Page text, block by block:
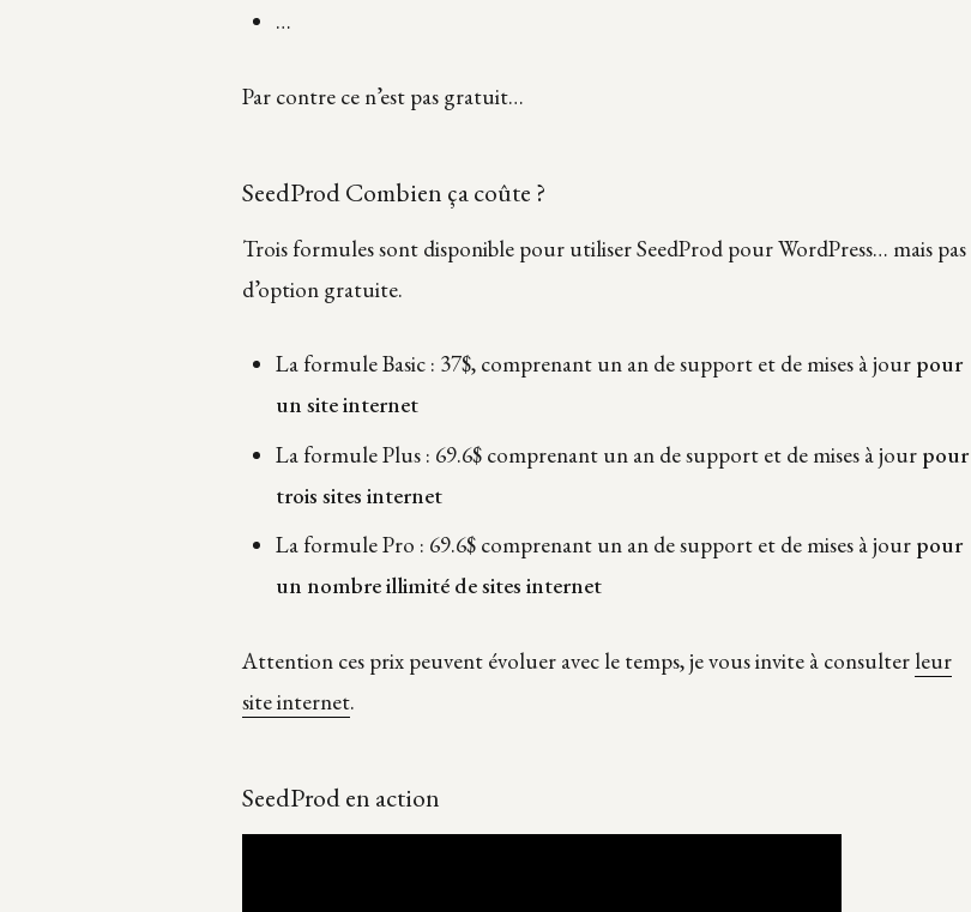
…
Par contre ce n’est pas gratuit…
SeedProd Combien ça coûte ?
Trois formules sont disponible pour utiliser SeedProd pour WordPress… mais pas
d’option gratuite.
La formule Basic : 37$, comprenant un an de support et de mises à jour pour
un site internet
La formule Plus : 69.6$ comprenant un an de support et de mises à jour pour
trois sites internet
La formule Pro : 69.6$ comprenant un an de support et de mises à jour pour
un nombre illimité de sites internet
Attention ces prix peuvent évoluer avec le temps, je vous invite à consulter leur
site internet.
SeedProd en action